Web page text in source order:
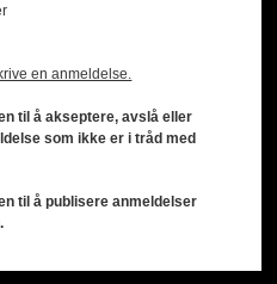
en anmeldelse.
til å akseptere, avslå eller
som ikke er i tråd med
til å publisere anmeldelser